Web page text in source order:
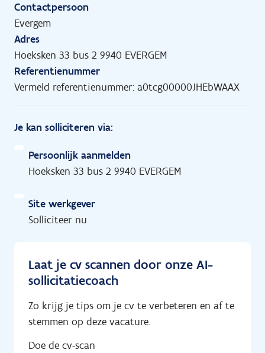
Contactpersoon
Evergem
Adres
Hoeksken 33 bus 2 9940 EVERGEM
Referentienummer
Vermeld referentienummer: a0tcg00000JHEbWAAX
Je kan solliciteren via:
Persoonlijk aanmelden
Hoeksken 33 bus 2 9940 EVERGEM
Site werkgever
Solliciteer nu
Laat je cv scannen door onze AI-
sollicitatiecoach
Zo krijg je tips om je cv te verbeteren en af te
stemmen op deze vacature.
Doe de cv-scan